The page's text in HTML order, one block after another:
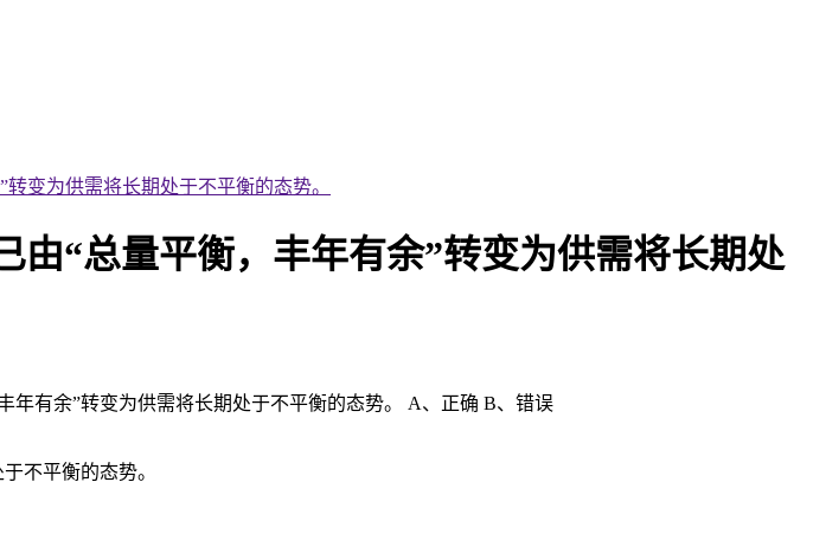
变为供需将长期处于不平衡的态势。
由“总量平衡，丰年有余”转变为供需将长期处
有余”转变为供需将长期处于不平衡的态势。 A、正确 B、错误
不平衡的态势。